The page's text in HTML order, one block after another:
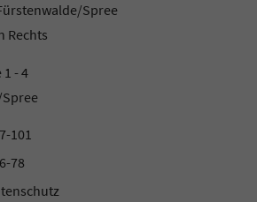
Spree
Rechts
- 4
101
78